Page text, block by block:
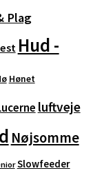
Plag
Hud -
Hønet
luftveje
Nøjsomme
Slowfeeder